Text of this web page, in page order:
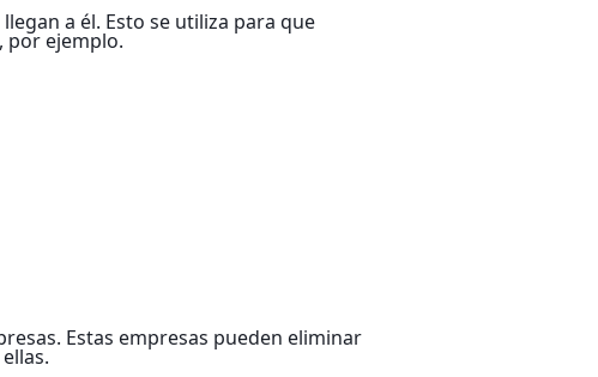
a él. Esto se utiliza para que
por ejemplo.
Estas empresas pueden eliminar